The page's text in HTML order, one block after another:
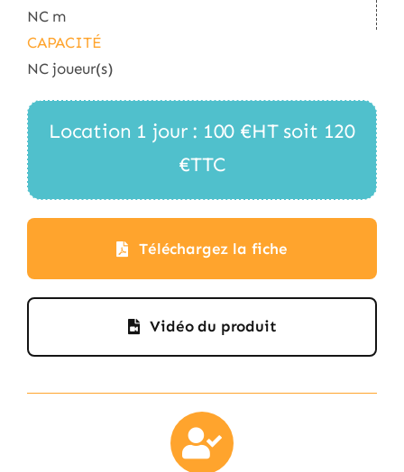
NC m
CAPACITÉ
NC joueur(s)
Location 1 jour : 100 €HT soit 120
€TTC
Téléchargez la fiche
Vidéo du produit